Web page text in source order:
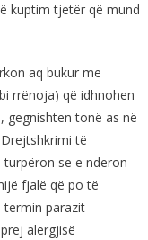
kuptim tjetër që mund
aq bukur me
rrënoja) që idhnohen
gegnishten tonë as në
të
se e nderon
fjalë që po të
parazit –
alergjisë